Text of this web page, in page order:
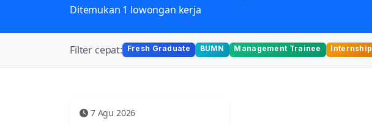
Ditemukan 1 lowongan kerja
Filter cepat: Fresh Graduate BUMN Management Trainee Internship
7 Agu 2026